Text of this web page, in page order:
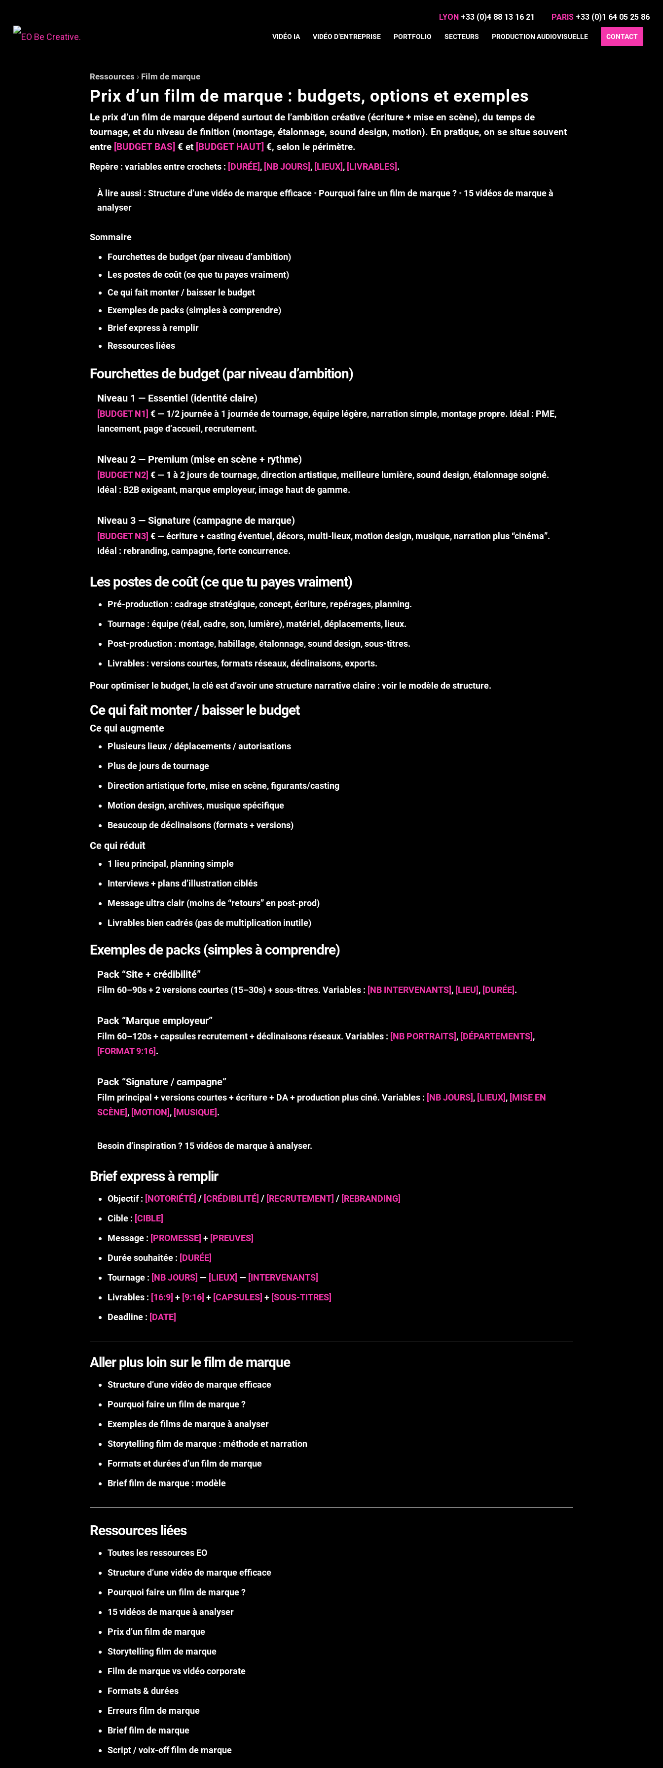
LYON +33 (0)4 88 13 16 21 PARIS +33 (0)1 64 05 25 86
VIDÉO IA VIDÉO D’ENTREPRISE PORTFOLIO SECTEURS PRODUCTION AUDIOVISUELLE CONTACT
Ressources › Film de marque
Prix d’un film de marque : budgets, options et exemples
Le prix d’un film de marque dépend surtout de l’ambition créative (écriture + mise en scène), du temps de
tournage, et du niveau de finition (montage, étalonnage, sound design, motion). En pratique, on se situe souvent
entre [BUDGET BAS] € et [BUDGET HAUT] €, selon le périmètre.
Repère : variables entre crochets : [DURÉE], [NB JOURS], [LIEUX], [LIVRABLES].
À lire aussi : Structure d’une vidéo de marque efficace • Pourquoi faire un film de marque ? • 15 vidéos de marque à
analyser
Sommaire
Fourchettes de budget (par niveau d’ambition)
Les postes de coût (ce que tu payes vraiment)
Ce qui fait monter / baisser le budget
Exemples de packs (simples à comprendre)
Brief express à remplir
Ressources liées
Fourchettes de budget (par niveau d’ambition)
Niveau 1 — Essentiel (identité claire)
[BUDGET N1] € — 1/2 journée à 1 journée de tournage, équipe légère, narration simple, montage propre. Idéal : PME,
lancement, page d’accueil, recrutement.
Niveau 2 — Premium (mise en scène + rythme)
[BUDGET N2] € — 1 à 2 jours de tournage, direction artistique, meilleure lumière, sound design, étalonnage soigné.
Idéal : B2B exigeant, marque employeur, image haut de gamme.
Niveau 3 — Signature (campagne de marque)
[BUDGET N3] € — écriture + casting éventuel, décors, multi-lieux, motion design, musique, narration plus “cinéma”.
Idéal : rebranding, campagne, forte concurrence.
Les postes de coût (ce que tu payes vraiment)
Pré-production : cadrage stratégique, concept, écriture, repérages, planning.
Tournage : équipe (réal, cadre, son, lumière), matériel, déplacements, lieux.
Post-production : montage, habillage, étalonnage, sound design, sous-titres.
Livrables : versions courtes, formats réseaux, déclinaisons, exports.
Pour optimiser le budget, la clé est d’avoir unestructure narrative claire : voir le modèle de structure.
Ce qui fait monter / baisser le budget
Ce qui augmente
Plusieurs lieux / déplacements / autorisations
Plus de jours de tournage
Direction artistique forte, mise en scène, figurants/casting
Motion design, archives, musique spécifique
Beaucoup de déclinaisons (formats + versions)
Ce qui réduit
1 lieu principal, planning simple
Interviews + plans d’illustration ciblés
Message ultra clair (moins de “retours” en post-prod)
Livrables bien cadrés (pas de multiplication inutile)
Exemples de packs (simples à comprendre)
Pack “Site + crédibilité”
Film 60–90s + 2 versions courtes (15–30s) + sous-titres. Variables : [NB INTERVENANTS], [LIEU], [DURÉE].
Pack “Marque employeur”
Film 60–120s + capsules recrutement + déclinaisons réseaux. Variables : [NB PORTRAITS], [DÉPARTEMENTS],
[FORMAT 9:16].
Pack “Signature / campagne”
Film principal + versions courtes + écriture + DA + production plus ciné. Variables : [NB JOURS], [LIEUX], [MISE EN
SCÈNE], [MOTION], [MUSIQUE].
Besoin d’inspiration ? 15 vidéos de marque à analyser.
Brief express à remplir
Objectif: [NOTORIÉTÉ] / [CRÉDIBILITÉ] / [RECRUTEMENT] / [REBRANDING]
Cible : [CIBLE]
Message : [PROMESSE] + [PREUVES]
Durée souhaitée : [DURÉE]
Tournage : [NB JOURS] — [LIEUX] — [INTERVENANTS]
Livrables : [16:9] + [9:16] + [CAPSULES] + [SOUS-TITRES]
Deadline : [DATE]
Aller plus loin sur le film de marque
Structure d’une vidéo de marque efficace
Pourquoi faire un film de marque ?
Exemples de films de marque à analyser
Storytelling film de marque : méthode et narration
Formats et durées d’un film de marque
Brief film de marque : modèle
Ressources liées
Toutes les ressources EO
Structure d’une vidéo de marque efficace
Pourquoi faire un film de marque ?
15 vidéos de marque à analyser
Prix d’un film de marque
Storytelling film de marque
Film de marque vs vidéo corporate
Formats & durées
Erreurs film de marque
Brief film de marque
Script / voix-off film de marque